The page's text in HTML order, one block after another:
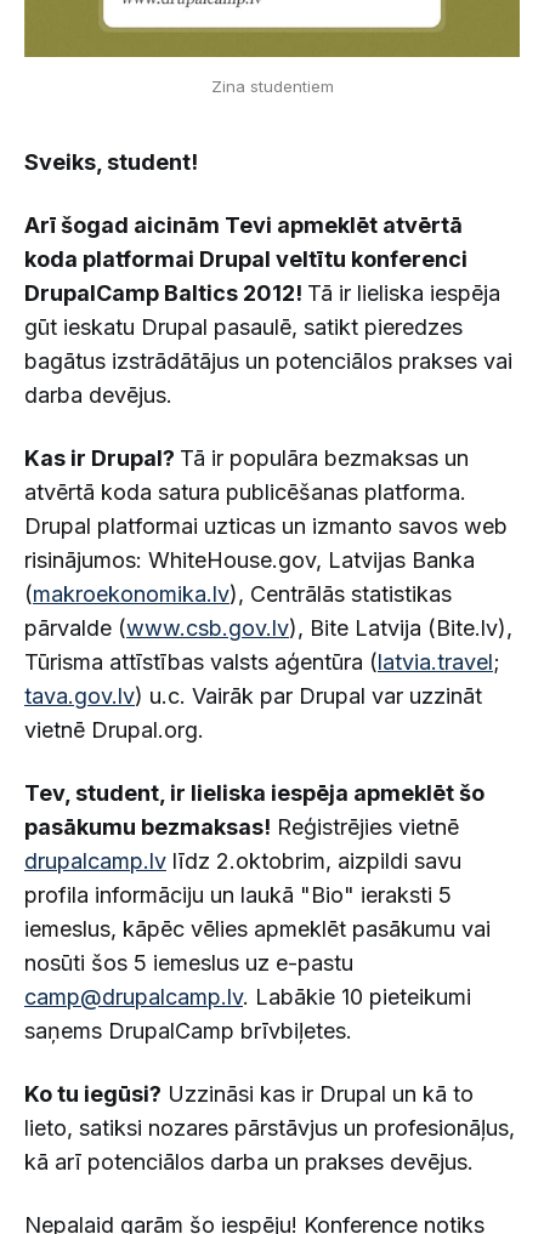
Zina studentiem
Sveiks, student!
Arī šogad aicinām Tevi apmeklēt atvērtā
koda platformai Drupal veltītu konferenci
DrupalCamp Baltics 2012! Tā ir lieliska iespēja
gūt ieskatu Drupal pasaulē, satikt pieredzes
bagātus izstrādātājus un potenciālos prakses vai
darba devējus.
Kas ir Drupal? Tā ir populāra bezmaksas un
atvērtā koda satura publicēšanas platforma.
Drupal platformai uzticas un izmanto savos web
risinājumos: WhiteHouse.gov, Latvijas Banka
(makroekonomika.lv), Centrālās statistikas
pārvalde (www.csb.gov.lv), Bite Latvija (Bite.lv),
Tūrisma attīstības valsts aģentūra (latvia.travel;
tava.gov.lv) u.c. Vairāk par Drupal var uzzināt
vietnē Drupal.org.
Tev, student, ir lieliska iespēja apmeklēt šo
pasākumu bezmaksas! Reģistrējies vietnē
drupalcamp.lv līdz 2.oktobrim, aizpildi savu
profila informāciju un laukā "Bio" ieraksti 5
iemeslus, kāpēc vēlies apmeklēt pasākumu vai
nosūti šos 5 iemeslus uz e-pastu
camp@drupalcamp.lv. Labākie 10 pieteikumi
saņems DrupalCamp brīvbiļetes.
Ko tu iegūsi? Uzzināsi kas ir Drupal un kā to
lieto, satiksi nozares pārstāvjus un profesionāļus,
kā arī potenciālos darba un prakses devējus.
Nepalaid garām šo iespēju! Konference notiks